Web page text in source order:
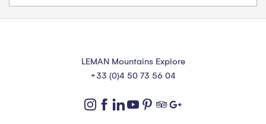
LEMAN Mountains Explore
+33 (0)4 50 73 56 04